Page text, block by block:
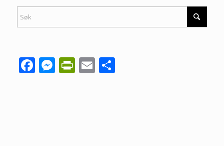
Facebook
Messenger
PrintFriendly
EmailShare